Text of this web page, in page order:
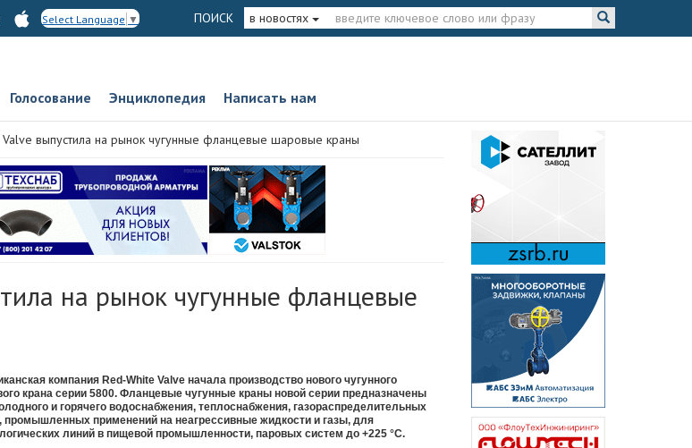
Select Language ▼ ПОИСК в новостях
Голосование Энциклопедия Написать нам
Valve выпустила на рынок чугунные фланцевые шаровые краны
на рынок чугунные фланцевые
компания Red-White Valve начала производство нового чугунного
крана серии 5800. Фланцевые чугунные краны новой серии предназначены
и горячего водоснабжения, теплоснабжения, газораспределительных
промышленных применений на неагрессивные жидкости и газы, для
линий в пищевой промышленности, паровых систем до +225 °С.